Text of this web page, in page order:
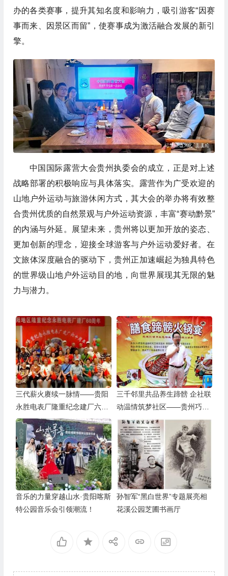
办的各类赛事，提升其知名度和影响力，吸引游客“因赛
事而来、因景区而留”，使赛事成为激活融合发展的新引
擎。
中国国际露营大会贵州执委会的成立，正是对上述
战略部署的积极响应与具体落实。露营作为广受欢迎的
山地户外运动与旅游休闲方式，其大会的举办将有效整
合贵州优质的自然景观与户外运动资源，丰富“赛动黔景”
的内涵与外延。展望未来，贵州将以更加开放的姿态、
更加创新的理念，迎接全球游客与户外运动爱好者。在
文旅体深度融合的驱动下，贵州正加速崛起为独具特色
的世界级山地户外运动目的地，向世界展现其无限的魅
力与潜力。
三代薪火赓续一脉情——贵阳
永胜电表厂隆重纪念建厂六十
周年
三千邻里共品养生蹄髈 企社联
动温情筑梦社区——贵州巧丫
食品“邻里蹄髈火锅宴”在帝景
社区圆满举行
音乐的力量穿越山水·贵阳喀斯
特公园音乐会引领潮流！
孙智军“黑白世界”专题展亮相
花溪公园芝圃书画厅